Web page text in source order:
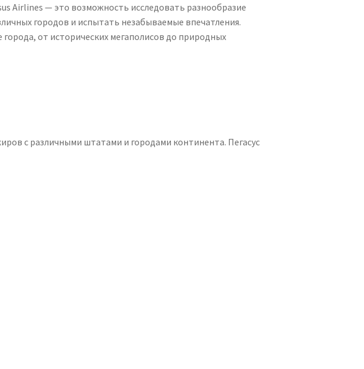
Airlines — это возможность исследовать разнообразие
городов и испытать незабываемые впечатления.
от исторических мегаполисов до природных
с различными штатами и городами континента. Пегасус